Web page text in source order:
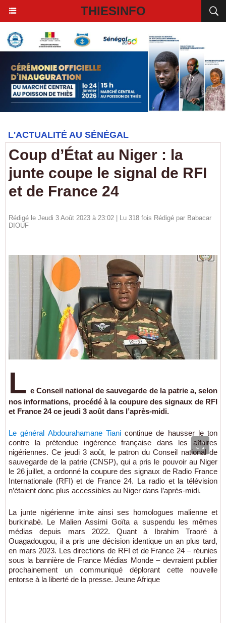
THIESINFO
L'ACTUALITÉ AU SÉNÉGAL
Coup d’État au Niger : la
junte coupe le signal de RFI
et de France 24
Rédigé le Jeudi 3 Août 2023 à 23:02 | Lu 318 fois Rédigé par Babacar
DIOUF
L e Conseil national de sauvegarde de la patrie a, selon
nos informations, procédé à la coupure des signaux de RFI
et France 24 ce jeudi 3 août dans l’après-midi.
Le général Abdourahamane Tianicontinue de hausser le ton
contre la prétendue ingérence française dans les affaires
nigériennes. Ce jeudi 3 août, le patron du Conseil national de
sauvegarde de la patrie (CNSP), qui a pris le pouvoir au Niger
le 26 juillet, a ordonné la coupure des signaux de Radio France
Internationale (RFI) et de France 24. La radio et la télévision
n’étaient donc plus accessibles au Niger dans l’après-midi.
La junte nigérienne imite ainsi ses homologues malienne et
burkinabè. Le Malien Assimi Goïta a suspendu les mêmes
médias depuis mars 2022. Quant à Ibrahim Traoré à
Ouagadougou, il a pris une décision identique un an plus tard,
en mars 2023. Les directions de RFI et de France 24 – réunies
sous la bannière de France Médias Monde – devraient publier
prochainement un communiqué déplorant cette nouvelle
entorse à la liberté de la presse. Jeune Afrique